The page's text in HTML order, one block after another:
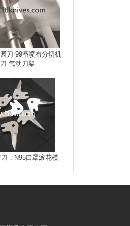
刀 99溶喷​布分切机
气动刀架
刀，N95口罩滚花模